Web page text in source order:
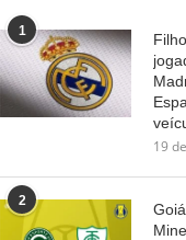
1
19
2